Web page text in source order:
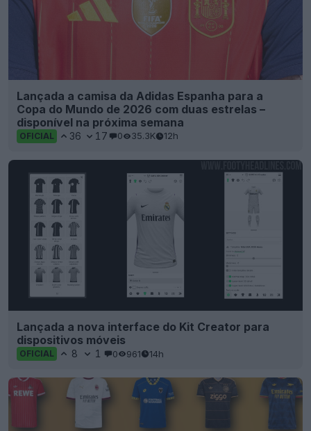
Lançada a camisa da Adidas Espanha para a
Copa do Mundo de 2026 com duas estrelas –
disponível na próxima semana
OFICIAL 36 17 0 35.3K 12h
Lançada a nova interface do Kit Creator para
dispositivos móveis
OFICIAL 8 1 0 961 14h